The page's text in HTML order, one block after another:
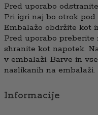
Pred uporabo
Pri igri naj bo otrok pod
Embalažo obdržite kot
Pred uporabo
shranite kot napotek.
v embalaži. Barve in
naslikanih na embalaži.
Informacije